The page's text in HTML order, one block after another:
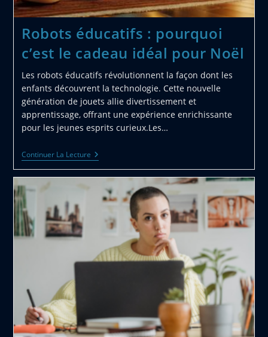
Et
Manageable
Robots éducatifs : pourquoi
c’est le cadeau idéal pour Noël
Les robots éducatifs révolutionnent la façon dont les
enfants découvrent la technologie. Cette nouvelle
génération de jouets allie divertissement et
apprentissage, offrant une expérience enrichissante
pour les jeunes esprits curieux.Les…
Continuer La LectureRobots
Éducatifs
Pourquoi
C’est
Cadeau
Idéal
Pour